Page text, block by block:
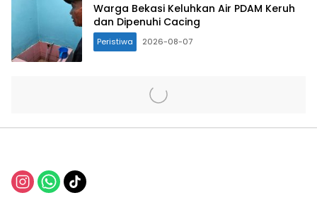
Warga Bekasi Keluhkan Air PDAM Keruh
dan Dipenuhi Cacing
Peristiwa 2026-08-07